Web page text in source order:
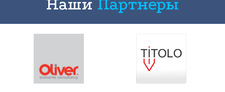
Наши Партнеры